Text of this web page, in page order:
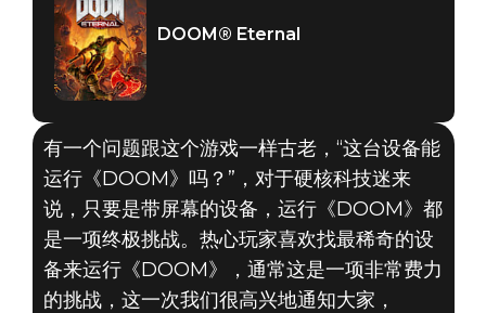
DOOM® Eternal
DOOM® Eternal
有一个问题跟这个游戏一样古老，“这台设备能
运行《DOOM》吗？”，对于硬核科技迷来
说，只要是带屏幕的设备，运行《DOOM》都
是一项终极挑战。热心玩家喜欢找最稀奇的设
备来运行《DOOM》，通常这是一项非常费力
的挑战，这一次我们很高兴地通知大家，